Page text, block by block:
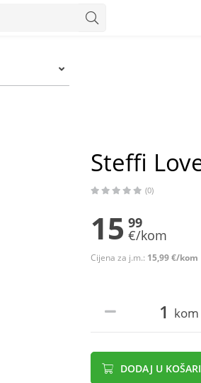
Steffi
(0)
15 99
€/kom
Cijena za j.m.: 15,99 €/kom
kom
DODAJ U